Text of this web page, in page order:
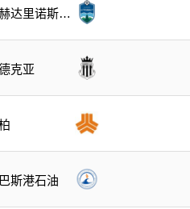
达里诺斯哈
克亚
斯港石油